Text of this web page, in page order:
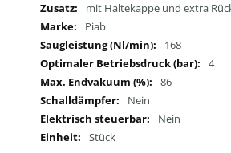
Mehr
Informationen
mit Haltekappe und extra
Piab
168
4
86
Nein
Nein
Stück